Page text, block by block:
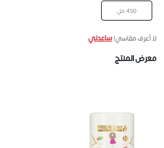
450 مل
لا أعرف مقاسي!ساعدني
معرض المنتج